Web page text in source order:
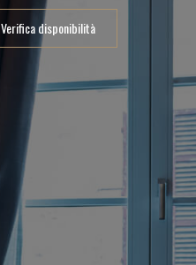
Verifica disponibilità